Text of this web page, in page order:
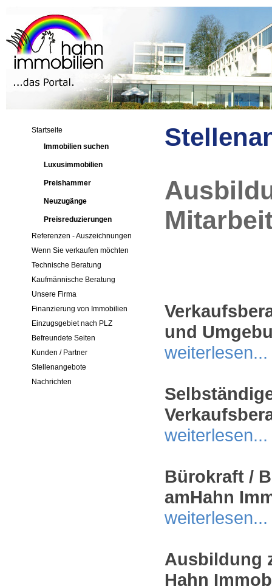
Startseite
Immobilien suchen
Luxusimmobilien
Preishammer
Neuzugänge
Preisreduzierungen
Referenzen - Auszeichnungen
Wenn Sie verkaufen möchten
Technische Beratung
Kaufmännische Beratung
Unsere Firma
Finanzierung von Immobilien
Einzugsgebiet nach PLZ
Befreundete Seiten
Kunden / Partner
Stellenangebote
Nachrichten
und
weiterlesen...
weiterlesen...
Bürokraft /
amHahn
weiterlesen...
Ausbildung
Hahn